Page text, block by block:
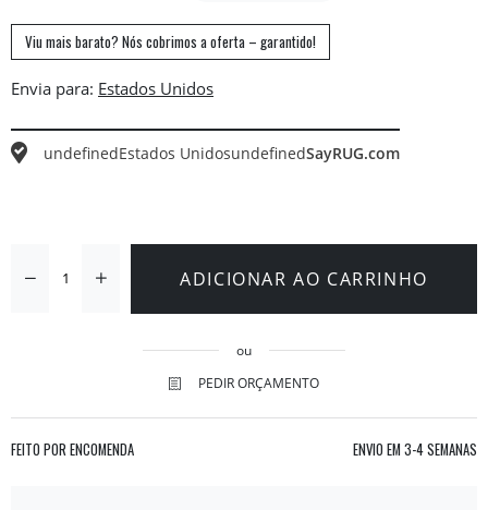
Viu mais barato? Nós cobrimos a oferta – garantido!
Envia para:
undefinedEstados UnidosundefinedSayRUG.com
ADICIONAR AO CARRINHO
ou
PEDIR ORÇAMENTO
FEITO POR ENCOMENDA ENVIO EM 3-4 SEMANAS